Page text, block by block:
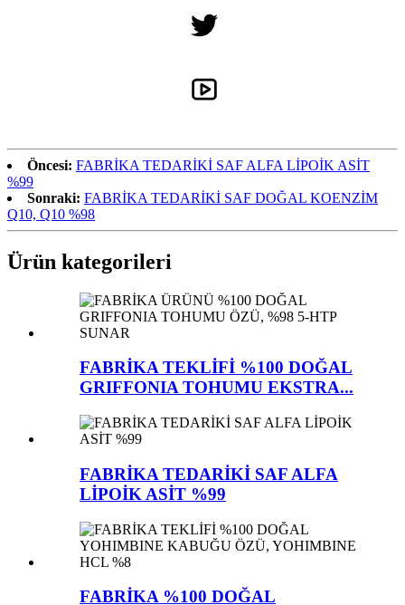
Öncesi: FABRİKA TEDARİKİ SAF ALFA LİPOİK ASİT
%99
Sonraki: FABRİKA TEDARİKİ SAF DOĞAL KOENZİM
Q10, Q10 %98
Ürün kategorileri
FABRİKA TEKLİFİ %100 DOĞAL
GRIFFONIA TOHUMU EKSTRA...
FABRİKA TEDARİKİ SAF ALFA
LİPOİK ASİT %99
FABRİKA %100 DOĞAL